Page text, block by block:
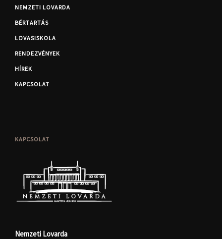
NEMZETI LOVARDA
BÉRTARTÁS
LOVASISKOLA
RENDEZVÉNYEK
HÍREK
KAPCSOLAT
KAPCSOLAT
Nemzeti Lovarda